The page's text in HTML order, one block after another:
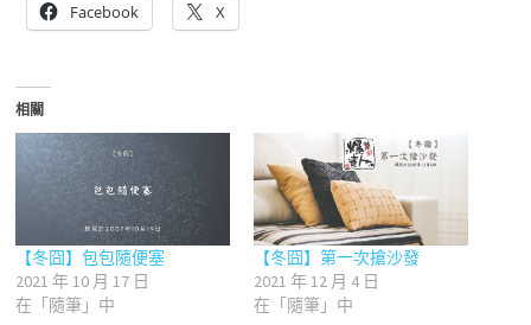
Facebook X
相關
【冬囧】包包隨便塞
2021 年 10 月 17 日
在「隨筆」中
【冬囧】第一次搶沙發
2021 年 12 月 4 日
在「隨筆」中